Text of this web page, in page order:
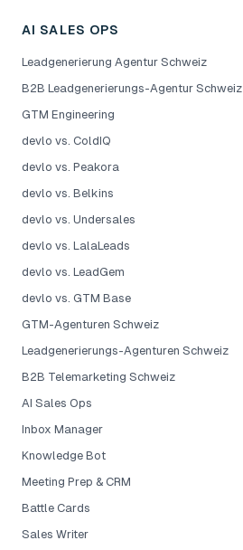
AI SALES OPS
Leadgenerierung Agentur Schweiz
B2B Leadgenerierungs-Agentur Schweiz
GTM Engineering
devlo vs. ColdIQ
devlo vs. Peakora
devlo vs. Belkins
devlo vs. Undersales
devlo vs. LalaLeads
devlo vs. LeadGem
devlo vs. GTM Base
GTM-Agenturen Schweiz
Leadgenerierungs-Agenturen Schweiz
B2B Telemarketing Schweiz
AI Sales Ops
Inbox Manager
Knowledge Bot
Meeting Prep & CRM
Battle Cards
Sales Writer